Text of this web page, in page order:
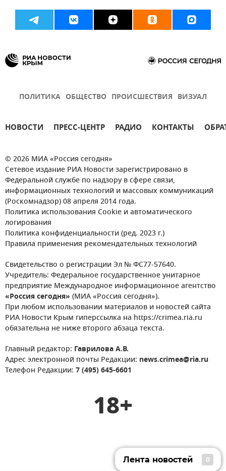
ПОЛИТИКА ОБЩЕСТВО ПРОИСШЕСТВИЯ ВИЗУАЛ
НОВОСТИ ПРЕСС-ЦЕНТР РАДИО КОНТАКТЫ
© 2026 МИА «Россия сегодня»
Сетевое издание РИА Новости зарегистрировано в
Федеральной службе по надзору в сфере связи,
информационных технологий и массовых коммуникаций
(Роскомнадзор) 08 апреля 2014 года.
Политика использования Cookie и автоматического
логирования
Политика конфиденциальности (ред. 2023 г.)
Правила применения рекомендательных технологий
Свидетельство о регистрации Эл № ФС77-57640.
Учредитель: Федеральное государственное унитарное
предприятие Международное информационное агентство
«Россия сегодня» (МИА «Россия сегодня»).
При любом использовании материалов и новостей сайта
РИА Новости Крым гиперссылка на https://crimea.ria.ru
обязательна не ниже второго абзаца текста.
Главный редактор: Гаврилова А.В.
Адрес электронной почты Редакции: news.crimea@ria.ru
Телефон Редакции: 7 (495) 645-6601
18+
Лента новостей 0